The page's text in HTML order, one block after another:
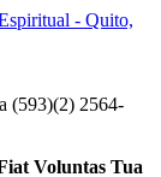
(593)(2) 2564-